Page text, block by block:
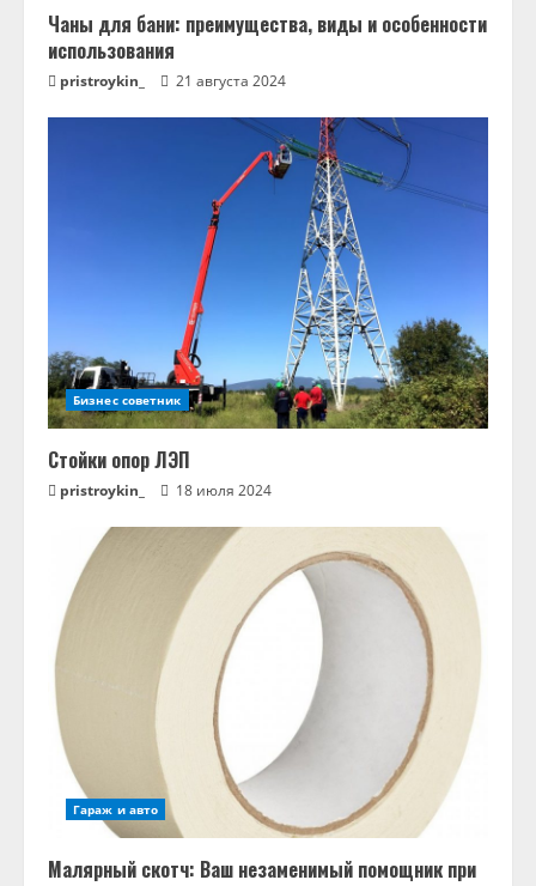
Чаны для бани: преимущества, виды и особенности
использования
pristroykin_ 21 августа 2024
Бизнес советник
Стойки опор ЛЭП
pristroykin_ 18 июля 2024
Гараж и авто
Малярный скотч: Ваш незаменимый помощник при